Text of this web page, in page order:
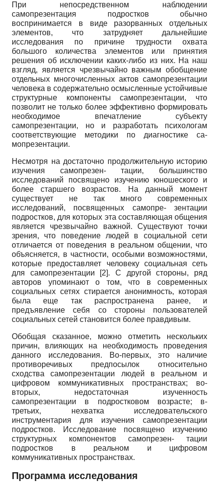
При непосредственном наблюдении
самопрезентация подростков обычно
воспринимается в виде разорванных отдельных
элементов, что затрудняет дальнейшие
исследования по причине трудности охвата
большого количества элементов или принятия
решения об исключении каких-либо из них. На наш
взгляд, является чрезвычайно важным обобщение
отдельных многочисленных актов самопрезентации
человека в содержательно осмысленные устойчивые
структурные компоненты самопрезентации, что
позволит не только более эффективно формировать
необходимое впечатление субъекту
самопрезентации, но и разработать психологам
соответствующие методики по диагностике са-
мопрезентации.
Несмотря на достаточно продолжительную историю
изучения самопрезен- тации, большинство
исследований посвящено изучению юношеского и
более старшего возрастов. На данный момент
существует не так много современных
исследований, посвященных самопре- зентации
подростков, для которых эта составляющая общения
является чрезвычайно важной. Существуют точки
зрения, что поведение людей в социальной сети
отличается от поведения в реальном общении, что
объясняется, в частности, особыми возможностями,
которые предоставляет человеку социальная сеть
для самопрезентации [2]. С другой стороны, ряд
авторов упоминают о том, что в современных
социальных сетях стирается анонимность, которая
была еще так распространена ранее, и
предъявление себя со стороны пользователей
социальных сетей становится более правдивым.
Обобщая сказанное, можно отметить нескольких
причин, влияющих на необходимость проведения
данного исследования. Во-первых, это наличие
противоречивых предпосылок относительно
сходства самопрезентации людей в реальном и
цифровом коммуникативных пространствах; во-
вторых, недостаточная изученность
самопрезентации в подростковом возрасте; в-
третьих, нехватка исследовательского
инструментария для изучения самопрезентации
подростков. Исследование посвящено изучению
структурных компонентов самопрезен- тации
подростков в реальном и цифровом
коммуникативных пространствах.
Программа исследования